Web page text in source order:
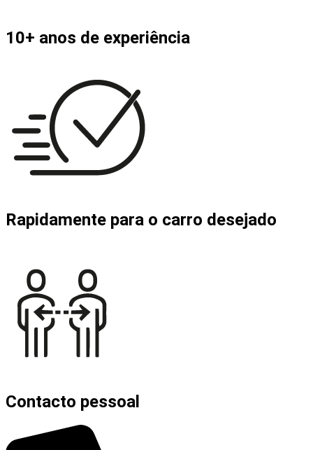
10+ anos de experiência
Rapidamente para o carro desejado
Contacto pessoal